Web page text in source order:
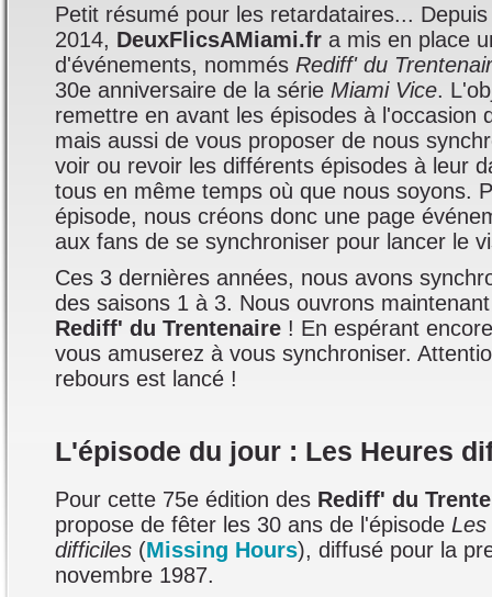
Petit résumé pour les retardataires... Depuis
2014, DeuxFlicsAMiami.fr a mis en place
d'événements, nommés Rediff' du
30e anniversaire de la série Miami Vice.
remettre en avant les épisodes à l'occasion
mais aussi de vous proposer de nous
voir ou revoir les différents épisodes à leur
tous en même temps où que nous soyons.
épisode, nous créons donc une page
aux fans de se synchroniser pour lancer le
Ces 3 dernières années, nous avons
des saisons 1 à 3. Nous ouvrons
Rediff' du Trentenaire ! En espérant
vous amuserez à vous synchroniser.
rebours est lancé !
L'épisode du jour : Les Heures
Pour cette 75e édition des Rediff' du
propose de fêter les 30 ans de l'épisode
difficiles (Missing Hours), diffusé pour la
novembre 1987.